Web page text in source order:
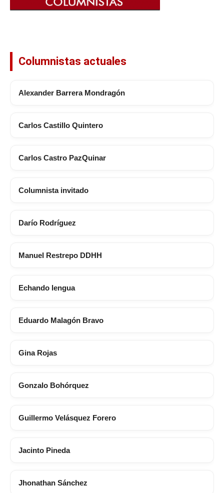
Columnistas actuales
Alexander Barrera Mondragón
Carlos Castillo Quintero
Carlos Castro PazQuinar
Columnista invitado
Darío Rodríguez
Manuel Restrepo DDHH
Echando lengua
Eduardo Malagón Bravo
Gina Rojas
Gonzalo Bohórquez
Guillermo Velásquez Forero
Jacinto Pineda
Jhonathan Sánchez